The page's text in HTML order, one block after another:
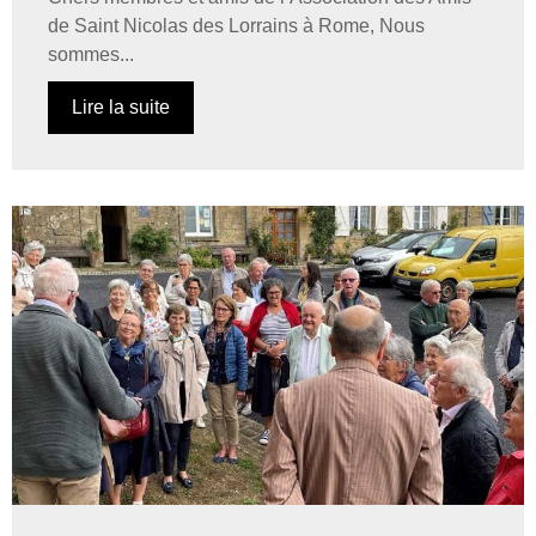
de Saint Nicolas des Lorrains à Rome, Nous
sommes...
Lire la suite